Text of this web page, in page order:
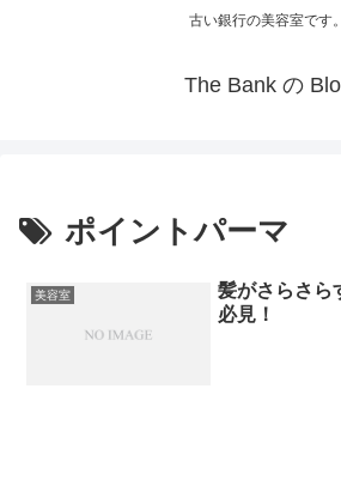
古い銀行の美容室です。
The Bank の
ポイントパーマ
美容室
髪がさらさら
必見！